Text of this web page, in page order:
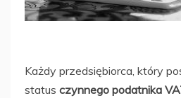
Każdy przedsiębiorca, który
status czynnego podatnika